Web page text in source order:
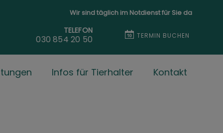
Wir sind täglich im Notdienst für Sie da
TELEFON
030 854 20 50 TERMIN BUCHEN
Infos für Tierhalter Kontakt